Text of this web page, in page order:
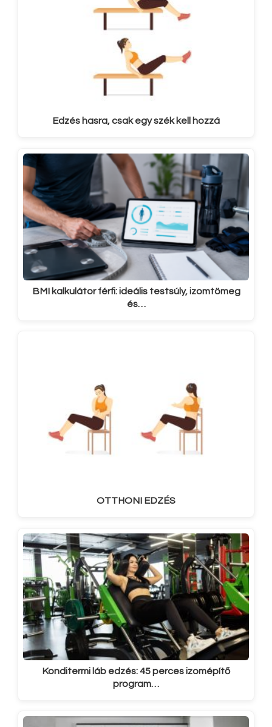
Edzés hasra, csak egy szék kell hozzá
BMI kalkulátor férfi: ideális testsúly, izomtömeg
és…
OTTHONI EDZÉS
Konditermi láb edzés: 45 perces izomépítő
program…